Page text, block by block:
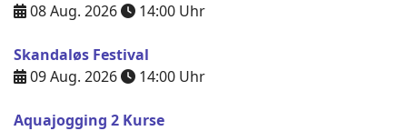
08 Aug. 2026
14:00 Uhr
Skandaløs Festival
09 Aug. 2026
14:00 Uhr
Aquajogging 2 Kurse